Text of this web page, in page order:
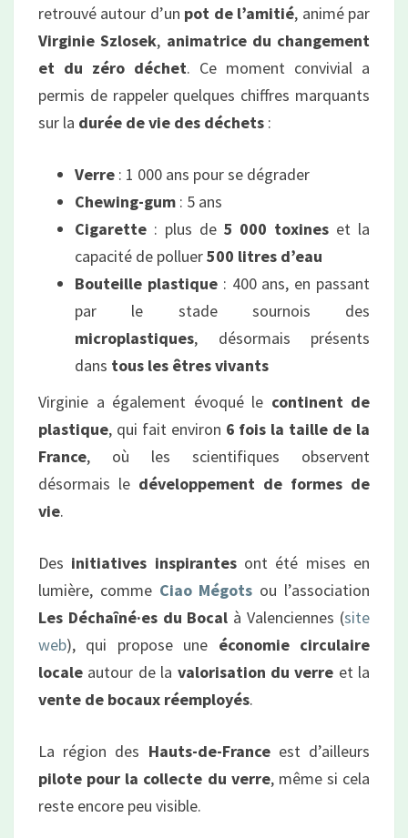
retrouvé autour d’un pot de l’amitié, animé par
Virginie Szlosek, animatrice du changement
et du zéro déchet. Ce moment convivial a
permis de rappeler quelques chiffres marquants
sur la durée de vie des déchets :
Verre : 1 000 ans pour se dégrader
Chewing-gum : 5 ans
Cigarette : plus de 5 000 toxines et la
capacité de polluer500 litres d’eau
Bouteille plastique: 400 ans, en passant
par le stade sournois des
microplastiques, désormais présents
dans tous les êtres vivants
Virginie a également évoqué le continent de
plastique, qui fait environ 6 fois la taille de la
France, où les scientifiques observent
désormais le développement de formes de
vie.
Des initiatives inspirantesont été mises en
lumière, comme Ciao Mégots ou l’association
Les Déchaîné·es du Bocal à Valenciennes (site
web), qui propose une économie circulaire
locale autour de la valorisation du verre et la
vente de bocaux réemployés.
La région des Hauts-de-Franceest d’ailleurs
pilote pour la collecte du verre, même si cela
reste encore peu visible.